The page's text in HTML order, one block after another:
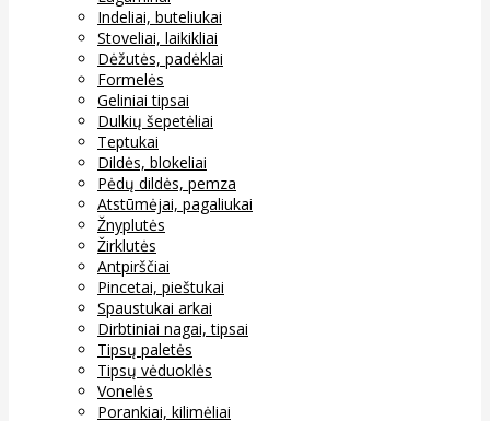
Indeliai, buteliukai
Stoveliai, laikikliai
Dėžutės, padėklai
Formelės
Geliniai tipsai
Dulkių šepetėliai
Teptukai
Dildės, blokeliai
Pėdų dildės, pemza
Atstūmėjai, pagaliukai
Žnyplutės
Žirklutės
Antpirščiai
Pincetai, pieštukai
Spaustukai arkai
Dirbtiniai nagai, tipsai
Tipsų paletės
Tipsų vėduoklės
Vonelės
Porankiai, kilimėliai